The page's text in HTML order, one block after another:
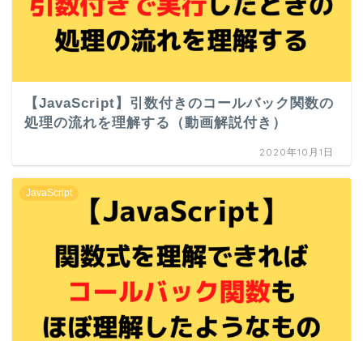
【JavaScript】引数付きのコールバック関数の
処理の流れを理解する（動画解説付き）
2020年10月1日
JavaScript